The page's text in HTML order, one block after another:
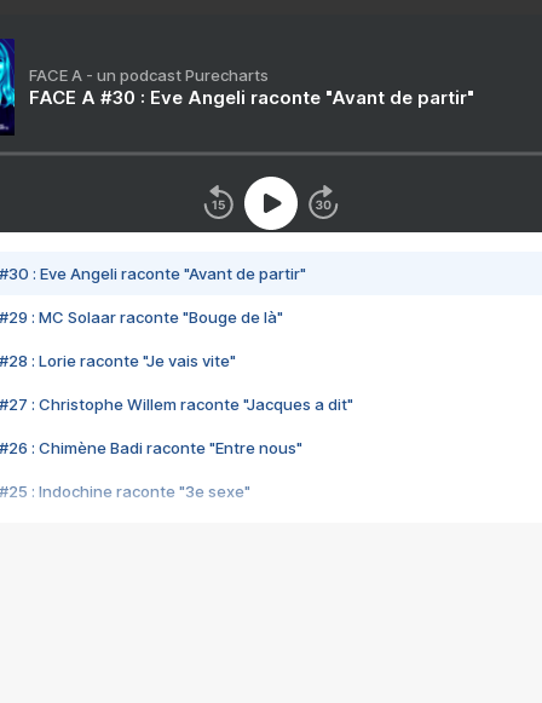
FACE A - un podcast Purecharts
FACE A #30 : Eve Angeli raconte "Avant de partir"
#30 : Eve Angeli raconte "Avant de partir"
#29 : MC Solaar raconte "Bouge de là"
#28 : Lorie raconte "Je vais vite"
#27 : Christophe Willem raconte "Jacques a dit"
#26 : Chimène Badi raconte "Entre nous"
#25 : Indochine raconte "3e sexe"